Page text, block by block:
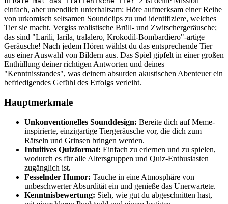
einfach, aber unendlich unterhaltsam: Höre aufmerksam einer Reihe
von urkomisch seltsamen Soundclips zu und identifiziere, welches
Tier sie macht. Vergiss realistische Brüll- und Zwitschergeräusche;
das sind "Larili, larila, tralalero, Krokodil-Bombardiero"-artige
Geräusche! Nach jedem Hören wählst du das entsprechende Tier
aus einer Auswahl von Bildern aus. Das Spiel gipfelt in einer großen
Enthüllung deiner richtigen Antworten und deines
"Kenntnisstandes", was deinem absurden akustischen Abenteuer ein
befriedigendes Gefühl des Erfolgs verleiht.
Hauptmerkmale
Unkonventionelles Sounddesign: Bereite dich auf Meme-
inspirierte, einzigartige Tiergeräusche vor, die dich zum
Rätseln und Grinsen bringen werden.
Intuitives Quizformat: Einfach zu erlernen und zu spielen,
wodurch es für alle Altersgruppen und Quiz-Enthusiasten
zugänglich ist.
Fesselnder Humor: Tauche in eine Atmosphäre von
unbeschwerter Absurdität ein und genieße das Unerwartete.
Kenntnisbewertung: Sieh, wie gut du abgeschnitten hast,